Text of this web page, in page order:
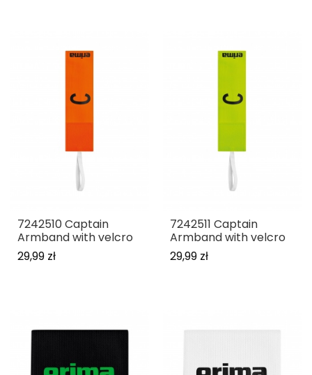
7242510 Captain
Armband with velcro
29,99 zł
7242511 Captain
Armband with velcro
29,99 zł